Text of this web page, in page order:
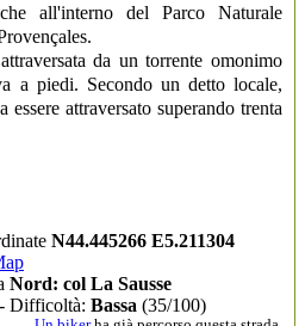
all'interno del Parco Naturale
da un torrente omonimo
a piedi. Secondo un detto locale,
essere attraversato superando trenta
N44.445266 E5.211304
Nord: col La Sausse
- Difficoltà: Bassa (35/100)